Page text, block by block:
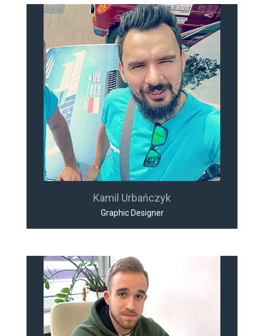
Kamil Urbańczyk
Graphic Designer